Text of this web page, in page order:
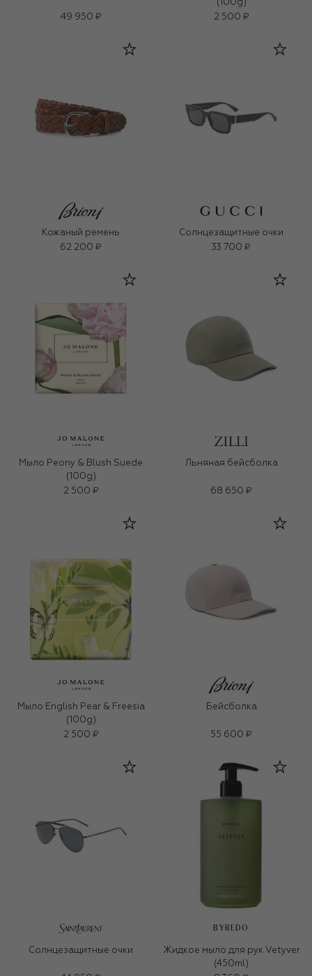
49 950 ₽
(100g)
2 500 ₽
Кожаный ремень
62 200 ₽
Солнцезащитные очки
33 700 ₽
Мыло Peony & Blush Suede
(100g)
2 500 ₽
Льняная бейсболка
68 650 ₽
Мыло English Pear & Freesia
(100g)
2 500 ₽
Бейсболка
55 600 ₽
Солнцезащитные очки
BYREDO
Жидкое мыло для рук Vetyver
(450ml)